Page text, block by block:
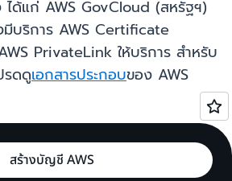
ด้แก่ AWS GovCloud (สหรัฐฯ)
มีบริการ AWS Certificate
PrivateLink ให้บริการ สำหรับ
รดดูเอกสารประกอบของ AWS
สร้างบัญชี AWS